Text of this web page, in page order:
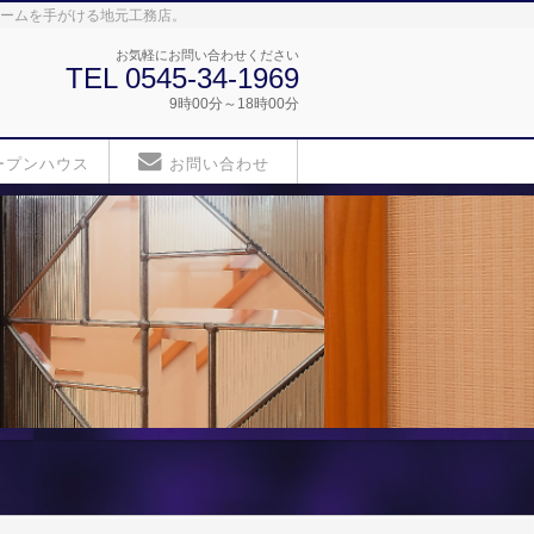
ムを手がける地元工務店。
お気軽にお問い合わせください
TEL 0545-34-1969
9時00分～18時00分
プンハウス お問い合わせ